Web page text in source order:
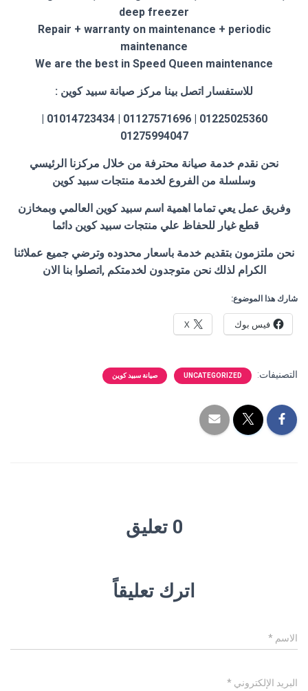
deep freezer
Repair + warranty on maintenance + periodic
maintenance
We are the best in Speed Queen maintenance
للاستفسار اتصل بينا مركز صيانة سبيد كوين :
01225025360 | 01127571696 | 01014723434 |
01275994047
نحن نقدم خدمة صيانة محترفة من خلال مركزنا الرئيسي
وسلسلة من الفروع لخدمة منتجات سبيد كوين
وفريق عمل يعي تماما اهمية اسم سبيد كوين العالمي وبمخازن
قطع غيار للحفاظ علي منتجات سبيد كوين دائما
نحن ملتزمون بتقديم خدمة باسعار محدوده وترضي جميع عملائنا
الكرام لذلك نحن متوجدون لخدمتكم ,اتصلوا بنا الان
شارك هذا الموضوع:
فيس بوك X
التصنيفات: UNCATEGORIZED صيانة سبيد كوين
0 تعليق
اترك تعليقاً
الاسم *
البريد الإلكتروني *